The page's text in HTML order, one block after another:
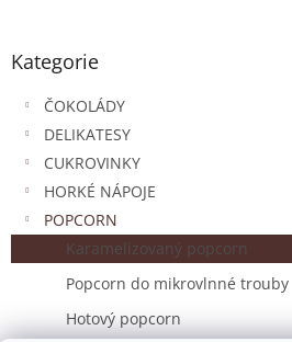
Kategorie
ČOKOLÁDY
DELIKATESY
CUKROVINKY
HORKÉ NÁPOJE
POPCORN
Karamelizovaný popcorn
Popcorn do mikrovlnné trouby
Hotový popcorn